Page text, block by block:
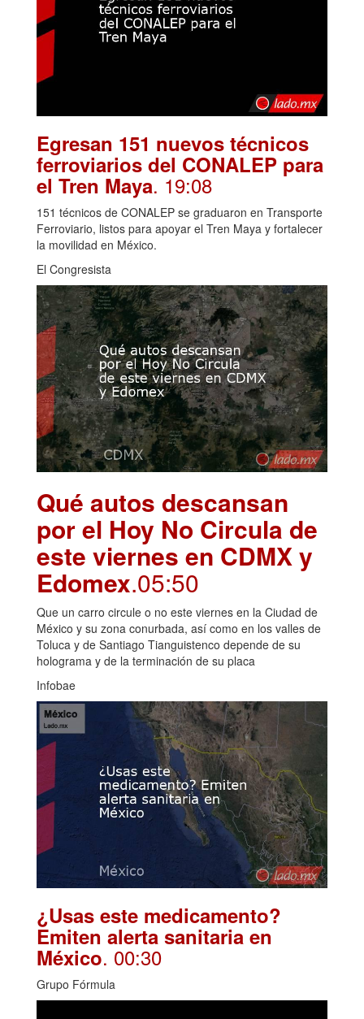
Egresan 151 nuevos técnicos
ferroviarios del CONALEP para
el Tren Maya. 19:08
151 técnicos de CONALEP se graduaron en Transporte
Ferroviario, listos para apoyar el Tren Maya y fortalecer
la movilidad en México.
El Congresista
Qué autos descansan
por el Hoy No Circula de
este viernes en CDMX y
Edomex.05:50
Que un carro circule o no este viernes en la Ciudad de
México y su zona conurbada, así como en los valles de
Toluca y de Santiago Tianguistenco depende de su
holograma y de la terminación de su placa
Infobae
¿Usas este medicamento?
Emiten alerta sanitaria en
México. 00:30
Grupo Fórmula